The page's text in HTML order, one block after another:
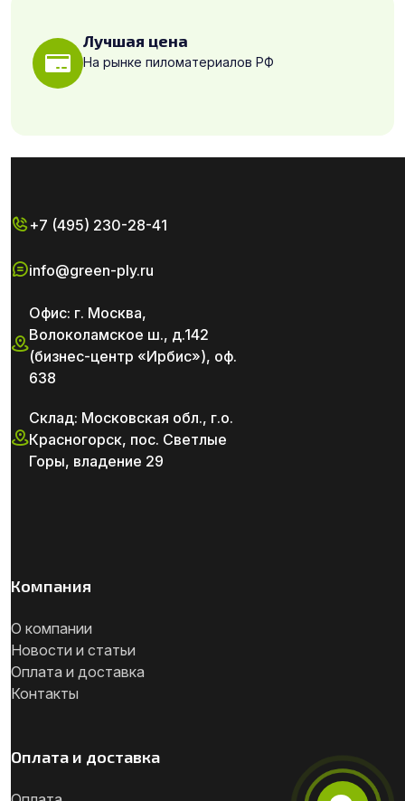
Лучшая цена
На рынке пиломатериалов РФ
+7 (495) 230-28-41
info@green-ply.ru
Офис: г. Москва,
Волоколамское ш., д.142
(бизнес-центр «Ирбис»), оф.
638
Склад: Московская обл., г.о.
Красногорск, пос. Светлые
Горы, владение 29
Компания
О компании
Новости и статьи
Оплата и доставка
Контакты
Оплата и доставка